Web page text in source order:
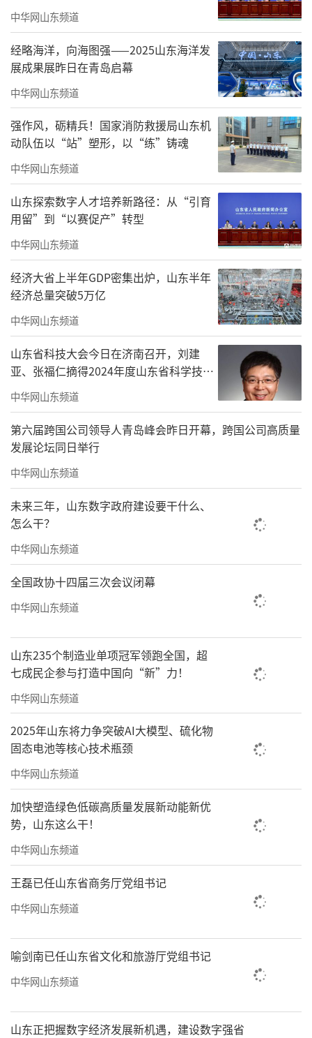
中华网山东频道
经略海洋，向海图强——2025山东海洋发
展成果展昨日在青岛启幕
中华网山东频道
强作风，砺精兵！国家消防救援局山东机
动队伍以“站”塑形，以“练”铸魂
中华网山东频道
山东探索数字人才培养新路径：从“引育
用留”到“以赛促产”转型
中华网山东频道
经济大省上半年GDP密集出炉，山东半年
经济总量突破5万亿
中华网山东频道
山东省科技大会今日在济南召开，刘建
亚、张福仁摘得2024年度山东省科学技术
奖最高奖！
中华网山东频道
第六届跨国公司领导人青岛峰会昨日开幕，跨国公司高质量
发展论坛同日举行
中华网山东频道
未来三年，山东数字政府建设要干什么、
怎么干？
中华网山东频道
全国政协十四届三次会议闭幕
中华网山东频道
山东235个制造业单项冠军领跑全国，超
七成民企参与打造中国向“新”力！
中华网山东频道
2025年山东将力争突破AI大模型、硫化物
固态电池等核心技术瓶颈
中华网山东频道
加快塑造绿色低碳高质量发展新动能新优
势，山东这么干！
中华网山东频道
王磊已任山东省商务厅党组书记
中华网山东频道
喻剑南已任山东省文化和旅游厅党组书记
中华网山东频道
山东正把握数字经济发展新机遇，建设数字强省